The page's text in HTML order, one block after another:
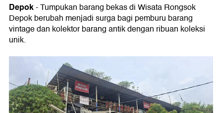
Depok- Tumpukan barang bekas di Wisata Rongsok
Depok berubah menjadi surga bagi pemburu barang
vintage dan kolektor barang antik dengan ribuan koleksi
unik.